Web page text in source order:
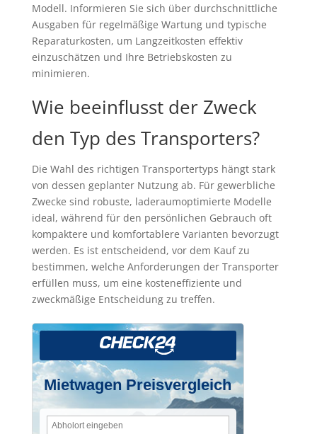
Modell. Informieren Sie sich über durchschnittliche
Ausgaben für regelmäßige Wartung und typische
Reparaturkosten, um Langzeitkosten effektiv
einzuschätzen und Ihre Betriebskosten zu
minimieren.
Wie beeinflusst der Zweck
den Typ des Transporters?
Die Wahl des richtigen Transportertyps hängt stark
von dessen geplanter Nutzung ab. Für gewerbliche
Zwecke sind robuste, laderaumoptimierte Modelle
ideal, während für den persönlichen Gebrauch oft
kompaktere und komfortablere Varianten bevorzugt
werden. Es ist entscheidend, vor dem Kauf zu
bestimmen, welche Anforderungen der Transporter
erfüllen muss, um eine kosteneffiziente und
zweckmäßige Entscheidung zu treffen.
Mietwagen Preisvergleich